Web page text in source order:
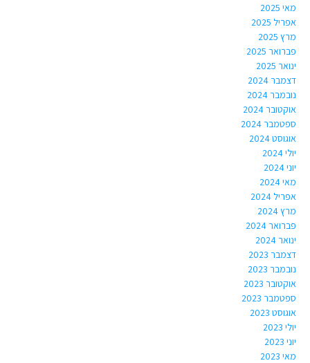
מאי 2025
אפריל 2025
מרץ 2025
פברואר 2025
ינואר 2025
דצמבר 2024
נובמבר 2024
אוקטובר 2024
ספטמבר 2024
אוגוסט 2024
יולי 2024
יוני 2024
מאי 2024
אפריל 2024
מרץ 2024
פברואר 2024
ינואר 2024
דצמבר 2023
נובמבר 2023
אוקטובר 2023
ספטמבר 2023
אוגוסט 2023
יולי 2023
יוני 2023
מאי 2023